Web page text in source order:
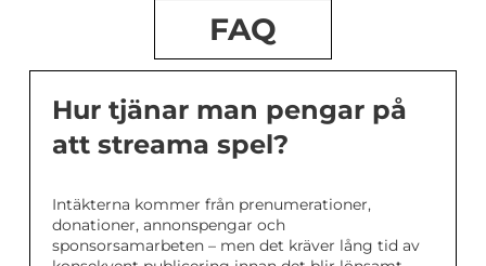
FAQ
Hur tjänar man pengar på
att streama spel?
Intäkterna kommer från prenumerationer,
donationer, annonspengar och
sponsorsamarbeten – men det kräver lång tid av